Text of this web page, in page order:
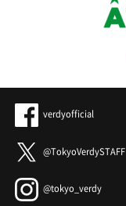
verdyofficial
@TokyoVerdySTAFF
@tokyo_verdy